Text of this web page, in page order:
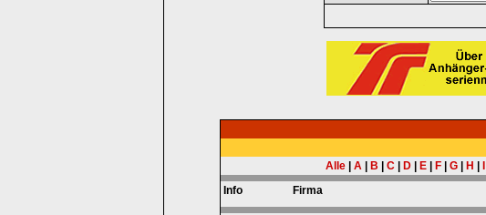
Alle| A| B C| D| E| F| G| H
Info
Firma